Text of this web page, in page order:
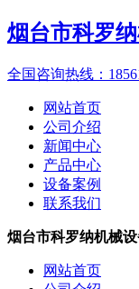
烟台市科罗
全国咨询热线：
网站首页
公司介绍
新闻中心
产品中心
设备案例
联系我们
烟台市科罗纳机械设
网站首页